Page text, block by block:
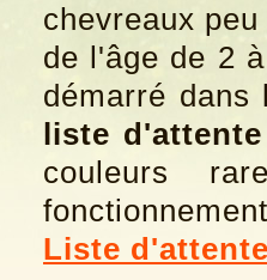
chevreaux
de l'âge de 2
démarré
liste
couleurs
Liste